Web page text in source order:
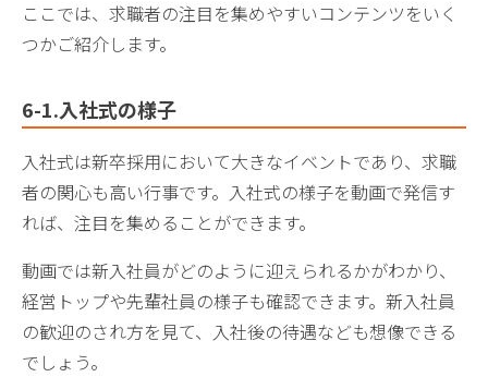
ここでは、求職者の注目を集めやすいコンテンツをいく
つかご紹介します。
6-1.入社式の様子
入社式は新卒採用において大きなイベントであり、求職
者の関心も高い行事です。入社式の様子を動画で発信す
れば、注目を集めることができます。
動画では新入社員がどのように迎えられるかがわかり、
経営トップや先輩社員の様子も確認できます。新入社員
の歓迎のされ方を見て、入社後の待遇なども想像できる
でしょう。